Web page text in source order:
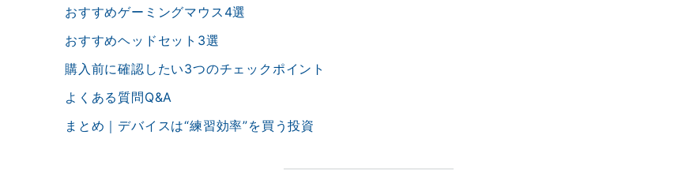
おすすめゲーミングマウス4選
おすすめヘッドセット3選
購入前に確認したい3つのチェックポイント
よくある質問Q&A
まとめ｜デバイスは“練習効率”を買う投資